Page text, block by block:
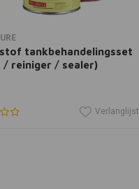
In winkelwagen
tankbehandelingsset
/ reiniger / sealer)
Verlanglijst